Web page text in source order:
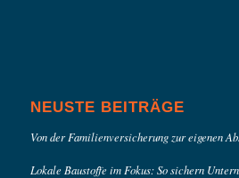
NEUSTE BEITRÄGE
Von der Familienversicherung zur eigenen
Lokale Baustoffe im Fokus: So sichern